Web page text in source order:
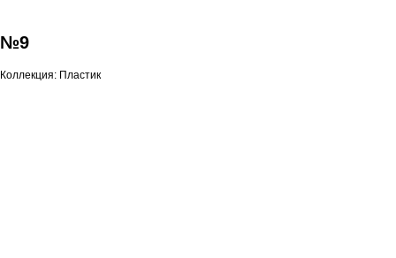
№9
Коллекция: Пластик